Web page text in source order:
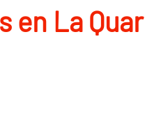
en La Quar